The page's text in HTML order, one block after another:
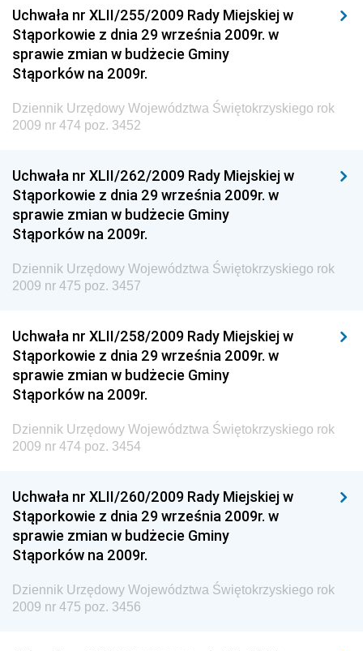
Narodowego i Sportu
Dziennik Urzędowy Ministra Finansów, Funduszy i
Polityki Regionalnej
Dziennik Urzędowy Ministra Rozwoju, Pracy i
Technologii
Dziennik Urzędowy Ministra Kultury, Dziedzictwa
Dziennik Urzędowy Ministra Rodziny i Polityki
Społecznej
Dziennik Urzędowy Komendy Głównej Straży
Granicznej
Dziennik Urzędowy Głównego Inspektoratu Transportu
Drogowego
Dziennik Urzędowy Komendy Głównej Policji
Dziennik Urzędowy Ministra Pracy i Polityki
Społecznej
Dziennik Urzędowy Ministra Transportu, Budownictwa
i Gospodarki Morskiej
Dziennik Urzędowy Ministra Spraw Zagranicznych
Dziennik Urzędowy Centralnego Biura
Antykorupcyjnego
Wewnętrznego
Dziennik Urzędowy Urzędu Patentowego
Uchwała nr XLII/255/2009 Rady Miejskiej w
Stąporkowie z dnia 29 września 2009r. w
sprawie zmian w budżecie Gminy
Stąporków na 2009r.
Dziennik Urzędowy Województwa Świętokrzyskiego rok
2009 nr 474 poz. 3452
Uchwała nr XLII/262/2009 Rady Miejskiej w
Stąporkowie z dnia 29 września 2009r. w
sprawie zmian w budżecie Gminy
Stąporków na 2009r.
Dziennik Urzędowy Województwa Świętokrzyskiego rok
2009 nr 475 poz. 3457
Uchwała nr XLII/258/2009 Rady Miejskiej w
Stąporkowie z dnia 29 września 2009r. w
sprawie zmian w budżecie Gminy
Stąporków na 2009r.
Dziennik Urzędowy Województwa Świętokrzyskiego rok
2009 nr 474 poz. 3454
Uchwała nr XLII/260/2009 Rady Miejskiej w
Stąporkowie z dnia 29 września 2009r. w
sprawie zmian w budżecie Gminy
Stąporków na 2009r.
Dziennik Urzędowy Województwa Świętokrzyskiego rok
2009 nr 475 poz. 3456